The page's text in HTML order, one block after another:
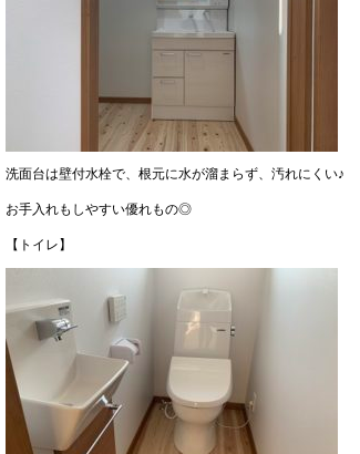
洗面台は壁付水栓で、根元に水が溜まらず、汚れにくい♪
お手入れもしやすい優れもの◎
【トイレ】